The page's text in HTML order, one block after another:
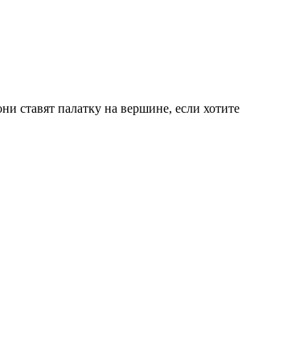
ставят палатку на вершине, если хотите